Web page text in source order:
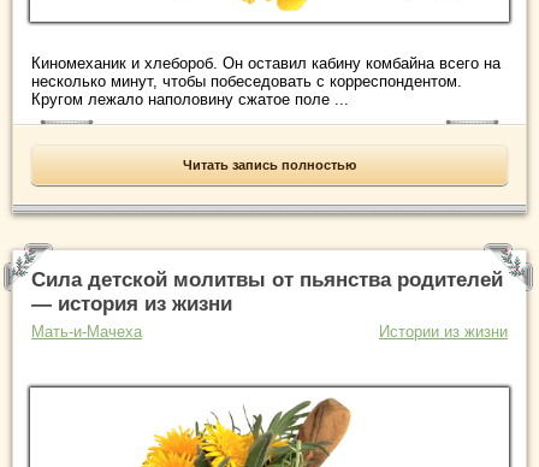
Киномеханик и хлебороб. Он оставил кабину комбайна всего на
несколько минут, чтобы побеседовать с корреспондентом.
Кругом лежало наполовину сжатое поле ...
Читать запись полностью
Сила детской молитвы от пьянства родителей
— история из жизни
Мать-и-Мачеха Истории из жизни